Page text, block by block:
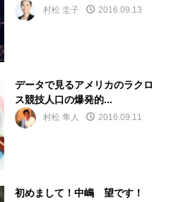
村松 圭子 2016.09.13
データで見るアメリカのラクロ
ス競技人口の爆発的...
村松 隼人 2016.09.11
初めまして！中嶋 望です！